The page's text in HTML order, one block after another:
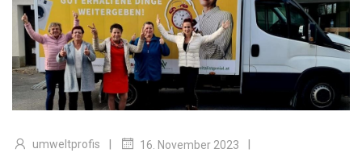
umweltprofis | 16. November 2023 |